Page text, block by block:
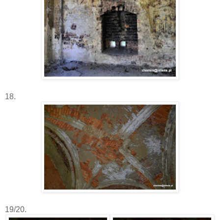
18.
19/20.